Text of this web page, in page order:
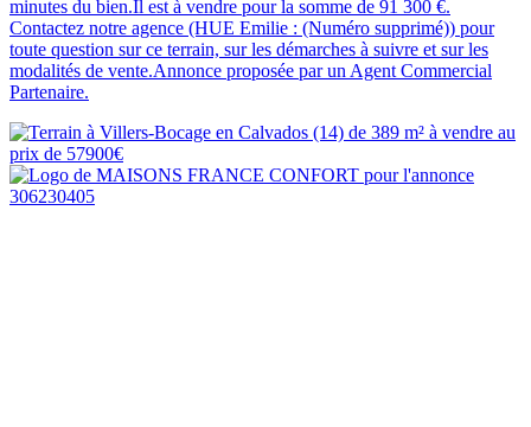
minutes du bien.Il est à vendre pour la somme de 91 300 €.
Contactez notre agence (HUE Emilie : (Numéro supprimé)) pour
toute question sur ce terrain, sur les démarches à suivre et sur les
modalités de vente.Annonce proposée par un Agent Commercial
Partenaire.